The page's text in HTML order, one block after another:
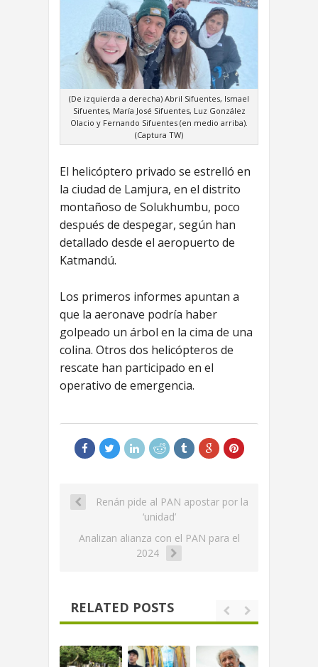
(De izquierda a derecha) Abril Sifuentes, Ismael
Sifuentes, María José Sifuentes, Luz González
Olacio y Fernando Sifuentes (en medio arriba).
(Captura TW)
El helicóptero privado se estrelló en
la ciudad de Lamjura, en el distrito
montañoso de Solukhumbu, poco
después de despegar, según han
detallado desde el aeropuerto de
Katmandú.
Los primeros informes apuntan a
que la aeronave podría haber
golpeado un árbol en la cima de una
colina. Otros dos helicópteros de
rescate han participado en el
operativo de emergencia.
Renán pide al PAN apostar por la
‘unidad’
Analizan alianza con el PAN para el
2024
RELATED POSTS